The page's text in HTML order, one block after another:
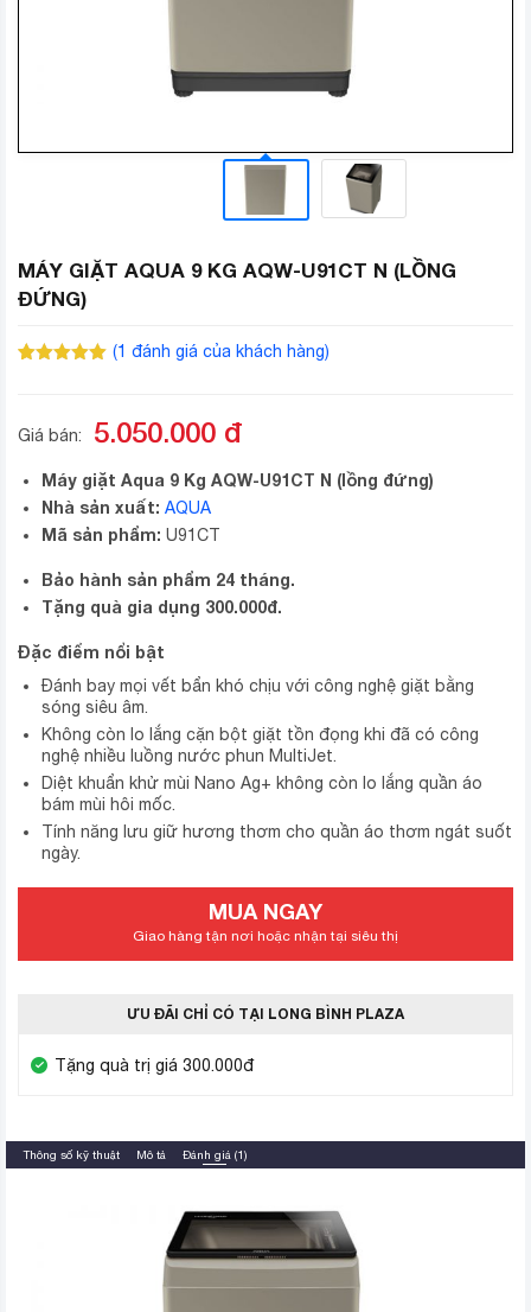
MÁY GIẶT AQUA 9 KG AQW-U91CT N (LỒNG
ĐỨNG)
(1 đánh giá của khách hàng)
Giá bán: 5.050.000 đ
Máy giặt Aqua 9 Kg AQW-U91CT N (lồng đứng)
Nhà sản xuất: AQUA
Mã sản phẩm: U91CT
Bảo hành sản phẩm 24 tháng.
Tặng quà gia dụng 300.000đ.
Đặc điểm nổi bật
Đánh bay mọi vết bẩn khó chịu với công nghệ giặt bằng
sóng siêu âm.
Không còn lo lắng cặn bột giặt tồn đọng khi đã có công
nghệ nhiều luồng nước phun MultiJet.
Diệt khuẩn khử mùi Nano Ag+ không còn lo lắng quần áo
bám mùi hôi mốc.
Tính năng lưu giữ hương thơm cho quần áo thơm ngát suốt
ngày.
MUA NGAY
Giao hàng tận nơi hoặc nhận tại siêu thị
ƯU ĐÃI CHỈ CÓ TẠI LONG BÌNH PLAZA
Tặng quà trị giá 300.000đ
Thông số kỹ thuật Mô tả Đánh giá (1)